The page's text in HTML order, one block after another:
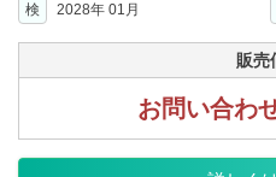
検
2028年 01月
販売
お問い合わ